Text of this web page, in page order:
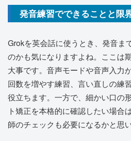
発音練習でできることと限
Grokを英会話に使うとき、発音ま
のかも気になりますよね。ここは
大事です。音声モードや音声入力
回数を増やす練習、言い直しの練
役立ちます。一方で、細かい口の
ト矯正を本格的に確認したい場合
師のチェックも必要になるかと思い